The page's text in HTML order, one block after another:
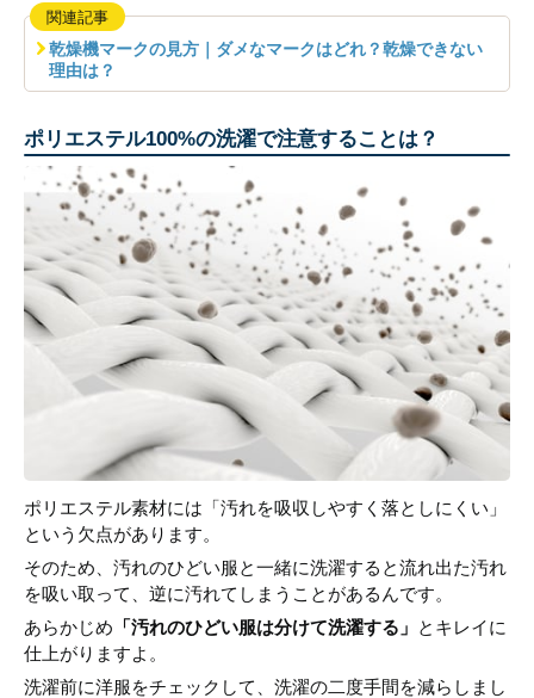
関連記事
乾燥機マークの見方｜ダメなマークはどれ？乾燥できない
理由は？
ポリエステル100%の洗濯で注意することは？
ポリエステル素材には「汚れを吸収しやすく落としにくい」
という欠点があります。
そのため、汚れのひどい服と一緒に洗濯すると流れ出た汚れ
を吸い取って、逆に汚れてしまうことがあるんです。
あらかじめ 「汚れのひどい服は分けて洗濯する」 とキレイに
仕上がりますよ。
洗濯前に洋服をチェックして、洗濯の二度手間を減らしまし